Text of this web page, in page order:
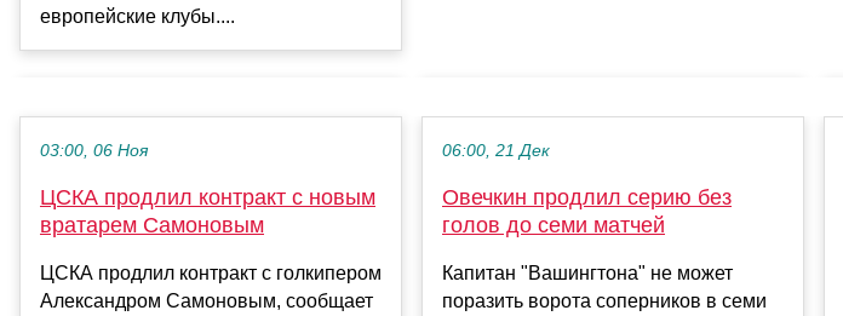
европейские клубы....
03:00, 06 Ноя
ЦСКА продлил контракт с новым
вратарем Самоновым
ЦСКА продлил контракт с голкипером
Александром Самоновым, сообщает
06:00, 21 Дек
Овечкин продлил серию без
голов до семи матчей
Капитан "Вашингтона" не может
поразить ворота соперников в семи